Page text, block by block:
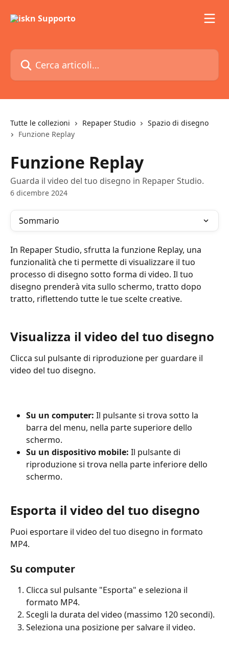
Cerca articoli…
Tutte le collezioni Repaper Studio
Spazio di disegno
Funzione Replay
Funzione Replay
Guarda il video del tuo disegno in Repaper Studio.
6 dicembre 2024
Sommario
In Repaper Studio, sfrutta la funzione Replay, una
funzionalità che ti permette di visualizzare il tuo
processo di disegno sotto forma di video. Il tuo
disegno prenderà vita sullo schermo, tratto dopo
tratto, riflettendo tutte le tue scelte creative.
Visualizza il video del tuo disegno
Clicca sul pulsante di riproduzione per guardare il
video del tuo disegno.
Su un computer: Il pulsante si trova sotto la
barra del menu, nella parte superiore dello
schermo.
Su un dispositivo mobile: Il pulsante di
riproduzione si trova nella parte inferiore dello
schermo.
Esporta il video del tuo disegno
Puoi esportare il video del tuo disegno in formato
MP4.
Su computer
Clicca sul pulsante "Esporta" e seleziona il
formato MP4.
Scegli la durata del video (massimo 120 secondi).
Seleziona una posizione per salvare il video.